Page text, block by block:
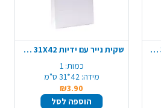
שקית נייר עם ידיות 31X42 ס"מ - שחור
שקית נייר עם ידיות 31X42 ס"מ - לבן
כמות: 1
מידה: 42*31 ס"מ
₪3.90
הוספה לסל